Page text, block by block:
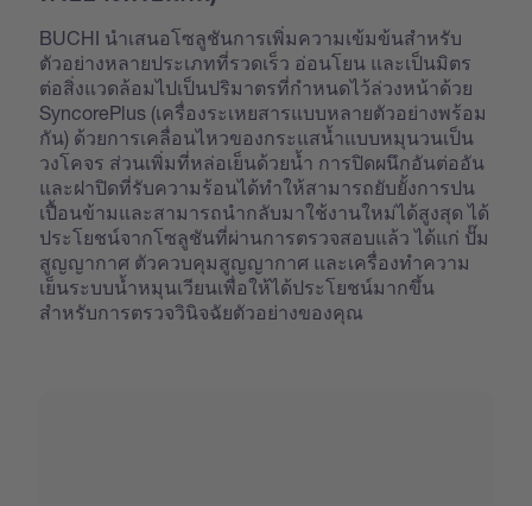
BUCHI นำเสนอโซลูชันการเพิ่มความเข้มข้นสำหรับ
ตัวอย่างหลายประเภทที่รวดเร็ว อ่อนโยน และเป็นมิตร
ต่อสิ่งแวดล้อมไปเป็นปริมาตรที่กำหนดไว้ล่วงหน้าด้วย
SyncorePlus (เครื่องระเหยสารแบบหลายตัวอย่างพร้อม
กัน) ด้วยการเคลื่อนไหวของกระแสน้ำแบบหมุนวนเป็น
วงโคจร ส่วนเพิ่มที่หล่อเย็นด้วยน้ำ การปิดผนึกอันต่ออัน
และฝาปิดที่รับความร้อนได้ทำให้สามารถยับยั้งการปน
เปื้อนข้ามและสามารถนำกลับมาใช้งานใหม่ได้สูงสุด ได้
ประโยชน์จากโซลูชันที่ผ่านการตรวจสอบแล้ว ได้แก่ ปั๊ม
สูญญากาศ ตัวควบคุมสูญญากาศ และเครื่องทำความ
เย็นระบบน้ำหมุนเวียนเพื่อให้ได้ประโยชน์มากขึ้น
สำหรับการตรวจวินิจฉัยตัวอย่างของคุณ